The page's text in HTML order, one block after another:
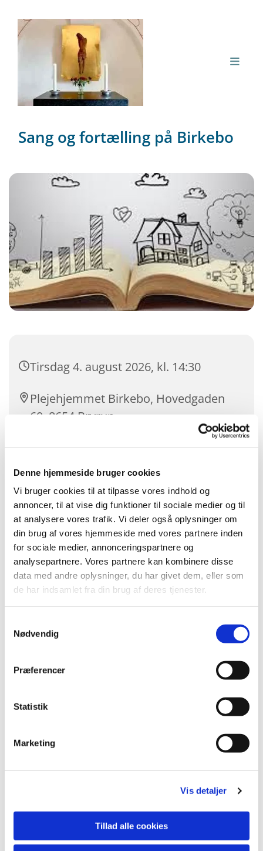
Denne hjemmeside bruger cookies
Vi bruger cookies til at tilpasse vores indhold og
annoncer, til at vise dig funktioner til sociale medier og til
at analysere vores trafik. Vi deler også oplysninger om
din brug af vores hjemmeside med vores partnere inden
for sociale medier, annonceringspartnere og
analysepartnere. Vores partnere kan kombinere disse
data med andre oplysninger, du har givet dem, eller som
de har indsamlet fra din brug af deres tjenester.
Nødvendig
Præferencer
Statistik
Marketing
Vis detaljer
Tillad alle cookies
Sang og fortælling på Birkebo
Tirsdag 4. august 2026, kl. 14:30
Plejehjemmet Birkebo, Hovedgaden
60, 8654 Bryrup
Du vil måske også kunne